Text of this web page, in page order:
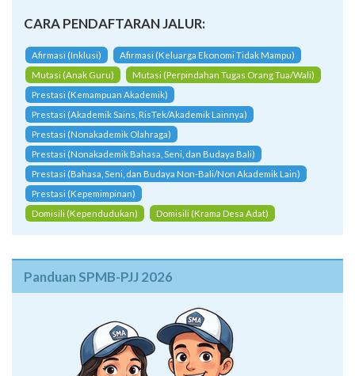
CARA PENDAFTARAN JALUR:
Afirmasi (Inklusi)
Afirmasi (Keluarga Ekonomi Tidak Mampu)
Mutasi (Anak Guru)
Mutasi (Perpindahan Tugas Orang Tua/Wali)
Prestasi (Kemampuan Akademik)
Prestasi (Akademik Sains, RisTek/Akademik Lainnya)
Prestasi (Nonakademik Olahraga)
Prestasi (Nonakademik Bahasa, Seni, dan Budaya Bali)
Prestasi (Bahasa, Seni, dan Budaya Non-Bali/Non Akademik Lain)
Prestasi (Kepemimpinan)
Domisili (Kependudukan)
Domisili (Krama Desa Adat)
Panduan SPMB-PJJ 2026